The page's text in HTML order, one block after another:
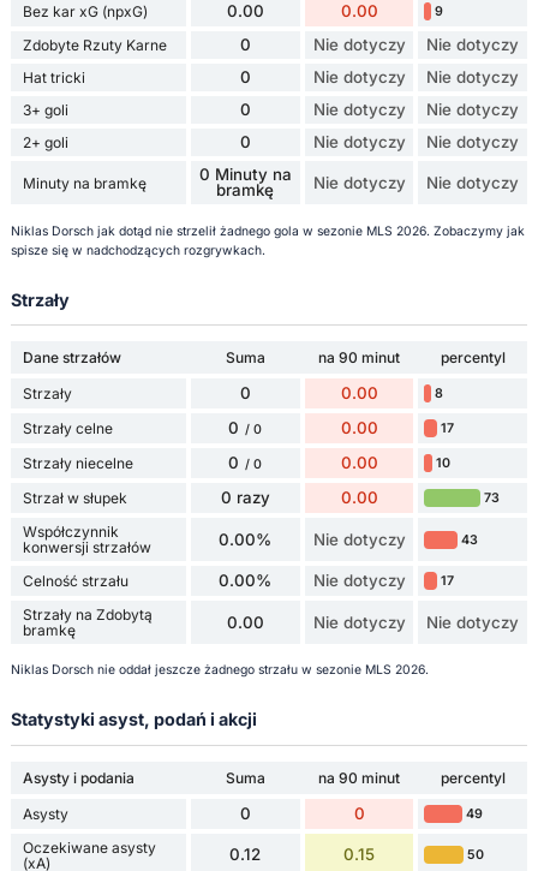
Bez kar xG (npxG) 0.00 0.00 9
Zdobyte Rzuty Karne 0 Nie dotyczy Nie dotyczy
Hat tricki 0 Nie dotyczy Nie dotyczy
3+ goli 0 Nie dotyczy Nie dotyczy
2+ goli 0 Nie dotyczy Nie dotyczy
Minuty na bramkę
0 Minuty na
bramkę
Nie dotyczy Nie dotyczy
Niklas Dorsch jak dotąd nie strzelił żadnego gola w sezonie MLS 2026. Zobaczymy jak
spisze się w nadchodzących rozgrywkach.
Strzały
Dane strzałów Suma na 90 minut
percentyl
Strzały
0 0.00 8
Strzały celne 0 / 0 0.00 17
Strzały niecelne 0 / 0 0.00 10
Strzał w słupek 0 razy 0.00 73
Współczynnik
konwersji strzałów
0.00% Nie dotyczy 43
Celność strzału 0.00% Nie dotyczy 17
Strzały na Zdobytą
bramkę
0.00 Nie dotyczy Nie dotyczy
Niklas Dorsch nie oddał jeszcze żadnego strzału w sezonie MLS 2026.
Statystyki asyst, podań i akcji
Asysty i podania Suma na 90 minut
percentyl
Asysty
0 0 49
Oczekiwane asysty
(xA)
0.12 0.15 50